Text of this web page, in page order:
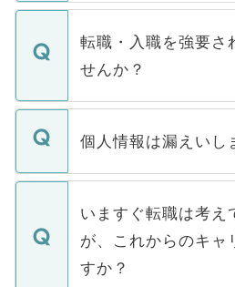
ます。通常、5営業日
いただきますので、し
い。
マイナビDOCTORで
うち約3割は、Webサ
けない「非公開求人」
下記の理由によって、
ません。
■応募殺到を避けるた
関を公にしてしまうと
に、医療機関が求める
みを人材紹介会社に依
ています。
転職・入職を強要さ
せんか？
転職・入職を強要する
ん。また、仮に応募先
定を承諾する必要はあ
の辞退の連絡はキャリ
ますので、ご安心くだ
個人情報は漏えいし
個人情報が漏えいする
で、ご安心ください。
などで収集したご登録
ご本人のキャリアアッ
支援を目的に使用いた
いますぐ転職は考え
が、これからのキャ
すか？